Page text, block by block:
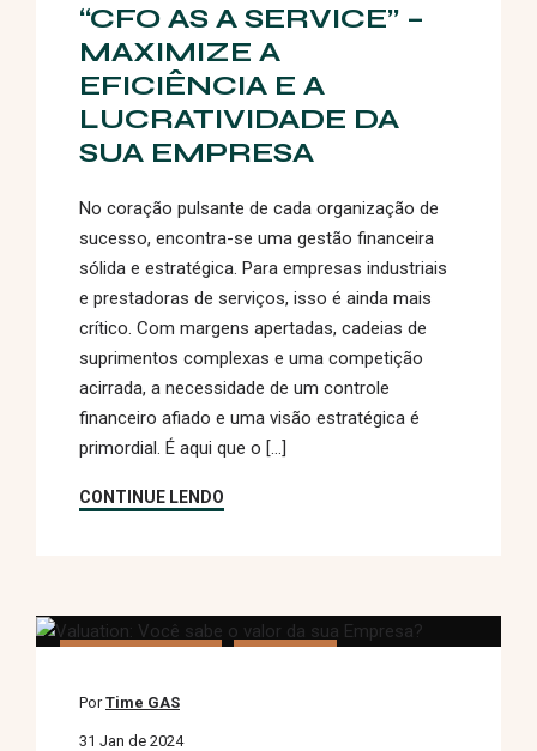
“CFO AS A SERVICE” –
MAXIMIZE A
EFICIÊNCIA E A
LUCRATIVIDADE DA
SUA EMPRESA
No coração pulsante de cada organização de
sucesso, encontra-se uma gestão financeira
sólida e estratégica. Para empresas industriais
e prestadoras de serviços, isso é ainda mais
crítico. Com margens apertadas, cadeias de
suprimentos complexas e uma competição
acirrada, a necessidade de um controle
financeiro afiado e uma visão estratégica é
primordial. É aqui que o […]
CONTINUE LENDO
CONSULTANCY FINANCE
PorTime GAS
31 Jan de 2024